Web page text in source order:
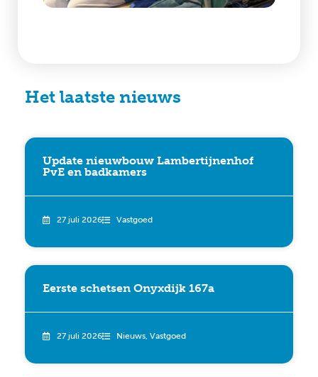
Het laatste nieuws
Update nieuwbouw Lambertijnenhof
PvE en badkamers
27 juli 2026 Vastgoed
Eerste schetsen Onyxdijk 167a
27 juli 2026 Nieuws, Vastgoed